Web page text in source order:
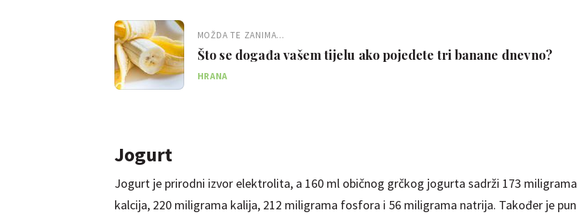
MOŽDA TE ZANIMA...
Što se događa vašem tijelu ako pojedete tri banane dnevno?
HRANA
Jogurt
Jogurt je prirodni izvor elektrolita, a 160 ml običnog grčkog jogurta sadrži 173 miligrama
kalcija, 220 miligrama kalija, 212 miligrama fosfora i 56 miligrama natrija. Također je pun